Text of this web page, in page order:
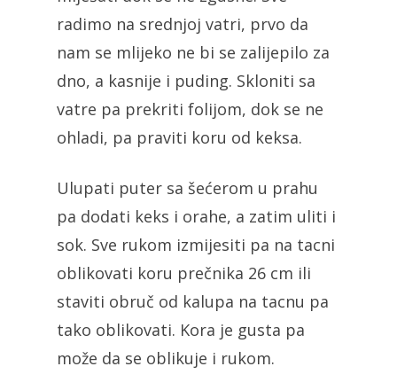
radimo na srednjoj vatri, prvo da
nam se mlijeko ne bi se zalijepilo za
dno, a kasnije i puding. Skloniti sa
vatre pa prekriti folijom, dok se ne
ohladi, pa praviti koru od keksa.
Ulupati puter sa šećerom u prahu
pa dodati keks i orahe, a zatim uliti i
sok. Sve rukom izmijesiti pa na tacni
oblikovati koru prečnika 26 cm ili
staviti obruč od kalupa na tacnu pa
tako oblikovati. Kora je gusta pa
može da se oblikuje i rukom.